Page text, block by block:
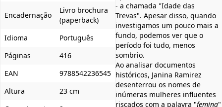
Encadernação
Livro brochura
(paperback)
Idioma
Português
Páginas
416
EAN
9788542236545
Altura
23 cm
- a chamada "Idade das
Trevas". Apesar disso, quando
investigamos um pouco mais a
fundo, podemos ver que o
período foi tudo, menos
sombrio.
Ao analisar documentos
históricos, Janina Ramirez
desenterrou os nomes de
inúmeras mulheres influentes
riscados com a palavra "femina"